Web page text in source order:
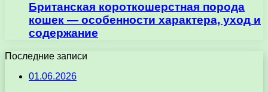
Британская короткошерстная порода
кошек — особенности характера, уход и
содержание
Последние записи
01.06.2026